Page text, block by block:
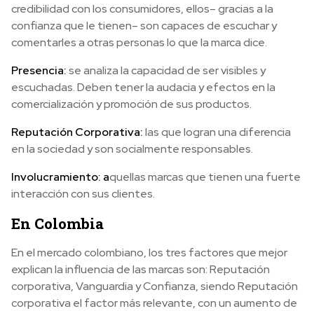
credibilidad con los consumidores, ellos– gracias a la
confianza que le tienen– son capaces de escuchar y
comentarles a otras personas lo que la marca dice.
Presencia:se analiza la capacidad de ser visibles y
escuchadas. Deben tener la audacia y efectos en la
comercialización y promoción de sus productos.
Reputación Corporativa:las que logran una diferencia
en la sociedad y son socialmente responsables.
Involucramiento: aquellas marcas que tienen una fuerte
interacción con sus clientes.
En Colombia
En el mercado colombiano, los tres factores que mejor
explican la influencia de las marcas son: Reputación
corporativa, Vanguardia y Confianza, siendo Reputación
corporativa el factor más relevante, con un aumento de